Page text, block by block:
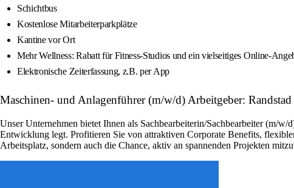
Schichtbus
Kostenlose Mitarbeiterparkplätze
Kantine vor Ort
Mehr Wellness: Rabatt für Fitness-Studios und ein vielseitiges Online-
Elektronische Zeiterfassung, z.B. per App
Maschinen- und Anlagenführer (m/w/d) Arbeitgeber: Randstad
Unser Unternehmen bietet Ihnen als Sachbearbeiterin/Sachbearbeiter (m/
Entwicklung legt. Profitieren Sie von attraktiven Corporate Benefits,
Arbeitsplatz, sondern auch die Chance, aktiv an spannenden Projekten